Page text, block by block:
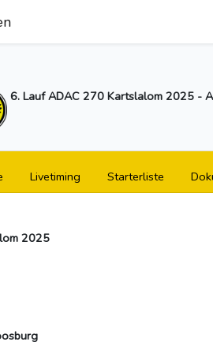
6. Lauf ADAC 270 Kartslalom 2025 -
Livetiming Starterliste
2025